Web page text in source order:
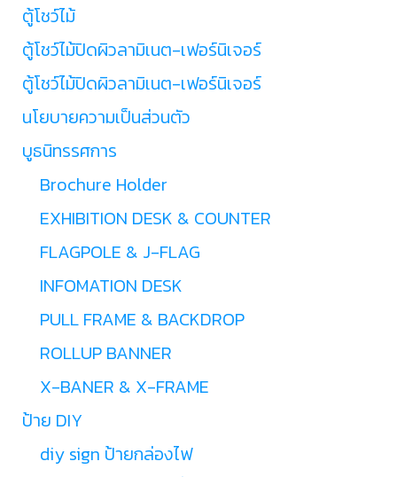
ตู้โชว์ไม้
ตู้โชว์ไม้ปิดผิวลามิเนต-เฟอร์นิเจอร์
ตู้โชว์ไม้ปิดผิวลามิเนต-เฟอร์นิเจอร์
นโยบายความเป็นส่วนตัว
บูธนิทรรศการ
Brochure Holder
EXHIBITION DESK & COUNTER
FLAGPOLE & J-FLAG
INFOMATION DESK
PULL FRAME & BACKDROP
ROLLUP BANNER
X-BANER & X-FRAME
ป้าย DIY
diy sign ป้ายกล่องไฟ